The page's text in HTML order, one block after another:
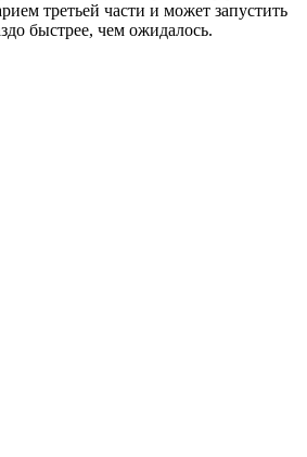
третьей части и может запустить
быстрее, чем ожидалось.